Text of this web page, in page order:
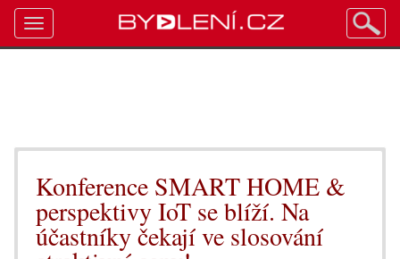
Konference SMART HOME &
perspektivy IoT se blíží. Na
účastníky čekají ve slosování
Toggle
navigation